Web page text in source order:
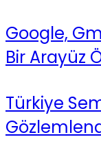
Google,
Bir Arayüz
Türkiye